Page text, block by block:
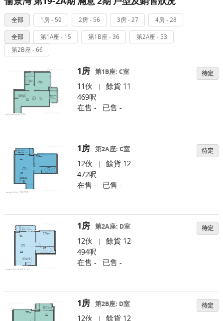
全部 1房 - 59 2房 - 56 3房 - 27 4房 - 28
全部 第1A座 - 15 第1B座 - 36
第2A座 - 53
第2B座 - 66
1房 第1B座: C室 待定
11伙 |
餘貨 11
469呎
在售 -
已售 -
1房 第2A座: C室 待定
12伙 |
餘貨 12
472呎
在售 -
已售 -
1房 第2A座: D室 待定
12伙 |
餘貨 12
494呎
在售 -
已售 -
1房 第2B座: D室 待定
12伙 | 餘貨 12